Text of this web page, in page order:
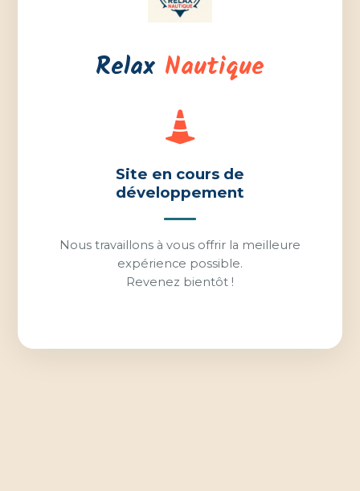
Relax Nautique
Site en cours de
développement
Nous travaillons à vous offrir la meilleure
expérience possible.
Revenez bientôt !